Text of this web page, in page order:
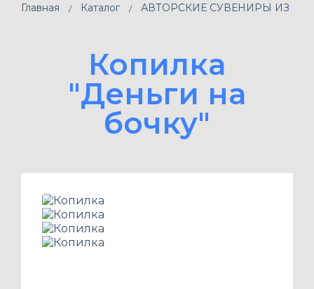
Главная Каталог АВТОРСКИЕ СУВЕНИРЫ ИЗ
Копилка
"Деньги на
бочку"